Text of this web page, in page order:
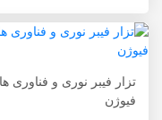
تزار فیبر نوری و فناوری های
فیوژن